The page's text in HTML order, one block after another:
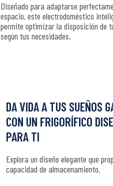
Diseñado para adaptarse
espacio, este electrodoméstico
permite optimizar la disposición de
según tus necesidades.
DA VIDA A TUS SUEÑOS
CON UN FRIGORÍFICO
PARA TI
Explora un diseño elegante que
capacidad de almacenamiento.